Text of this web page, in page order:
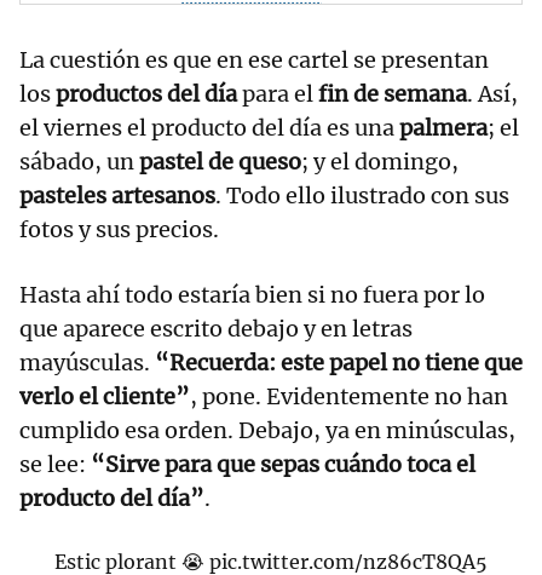
La cuestión es que en ese cartel se presentan
losproductos del díapara elfin de semana. Así,
el viernes el producto del día es unapalmera; el
sábado, unpastel de queso; y el domingo,
pasteles artesanos. Todo ello ilustrado con sus
fotos y sus precios.
Hasta ahí todo estaría bien si no fuera por lo
que aparece escrito debajo y en letras
mayúsculas. “Recuerda: este papel no tiene que
verlo el cliente”, pone. Evidentemente no han
cumplido esa orden. Debajo, ya en minúsculas,
se lee: “Sirve para que sepas cuándo toca el
producto del día”.
Estic plorant 😭 pic.twitter.com/nz86cT8QA5